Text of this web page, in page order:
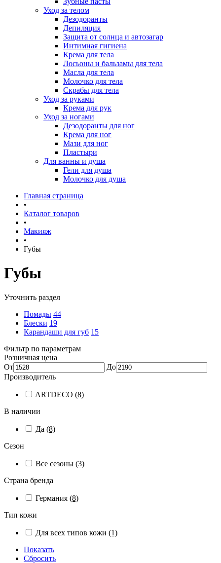
Уход за телом
Дезодоранты
Депиляция
Защита от солнца и автозагар
Интимная гигиена
Крема для тела
Лосьоны и бальзамы для тела
Масла для тела
Молочко для тела
Скрабы для тела
Уход за руками
Крема для рук
Уход за ногами
Дезодоранты для ног
Крема для ног
Мази для ног
Пластыри
Для ванны и душа
Гели для душа
Молочко для душа
Главная страница
•
Каталог товаров
•
Макияж
•
Губы
Губы
Уточнить раздел
Помады 44
Блески 19
Карандаши для губ 15
Фильтр по параметрам
Розничная цена
От
До
Производитель
ARTDECO (8)
В наличии
Да (8)
Сезон
Все сезоны (3)
Страна бренда
Германия (8)
Тип кожи
Для всех типов кожи (1)
Показать
Сбросить